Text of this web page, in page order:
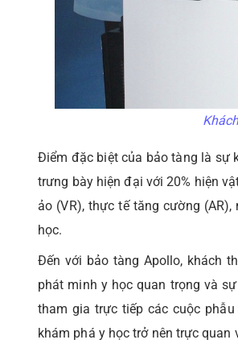
Điểm đặc biệt của bảo tàng là sự
trưng bày hiện đại với 20% hiện
ảo (VR), thực tế tăng cường
học.
Đến với bảo tàng Apollo, khách
phát minh y học quan trọng và
tham gia trực tiếp các cuộc
khám phá y học trở nên trực quan